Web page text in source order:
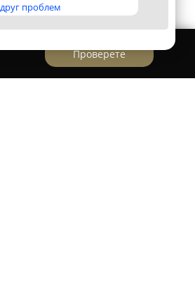
проблем
Проверете